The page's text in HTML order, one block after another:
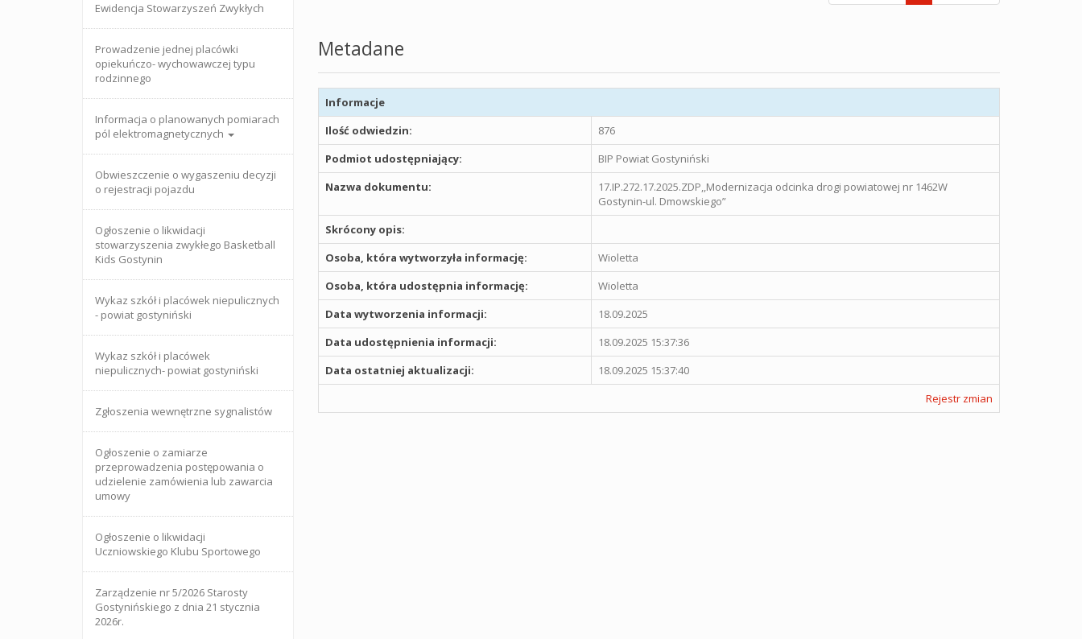
Ewidencja Stowarzyszeń Zwykłych
Prowadzenie jednej placówki
opiekuńczo- wychowawczej typu
rodzinnego
Informacja o planowanych pomiarach
pól elektromagnetycznych
Obwieszczenie o wygaszeniu decyzji
o rejestracji pojazdu
Ogłoszenie o likwidacji
stowarzyszenia zwykłego Basketball
Kids Gostynin
Wykaz szkół i placówek niepulicznych
- powiat gostyniński
Wykaz szkół i placówek
niepulicznych- powiat gostyniński
Zgłoszenia wewnętrzne sygnalistów
Ogłoszenie o zamiarze
przeprowadzenia postępowania o
udzielenie zamówienia lub zawarcia
umowy
Ogłoszenie o likwidacji
Uczniowskiego Klubu Sportowego
Zarządzenie nr 5/2026 Starosty
Gostynińskiego z dnia 21 stycznia
2026r.
Metadane
Informacje
Ilość odwiedzin:
876
Podmiot udostępniający:
BIP Powiat Gostyniński
Nazwa dokumentu:
17.IP.272.17.2025.ZDP,,Modernizacja odcinka drogi powiatowej nr 1462W
Gostynin-ul. Dmowskiego”
Skrócony opis:
Osoba, która wytworzyła informację:
Wioletta
Osoba, która udostępnia informację:
Wioletta
Data wytworzenia informacji:
18.09.2025
Data udostępnienia informacji:
18.09.2025 15:37:36
Data ostatniej aktualizacji:
18.09.2025 15:37:40
Rejestr zmian